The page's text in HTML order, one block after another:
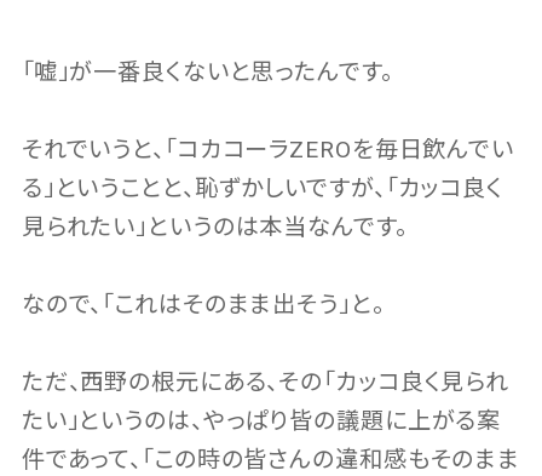
「嘘」が一番良くないと思ったんです。
それでいうと、「コカコーラZEROを毎日飲んでい
る」ということと、恥ずかしいですが、「カッコ良く
見られたい」というのは本当なんです。
なので、「これはそのまま出そう」と。
ただ、西野の根元にある、その「カッコ良く見られ
たい」というのは、やっぱり皆の議題に上がる案
件であって、「この時の皆さんの違和感もそのまま